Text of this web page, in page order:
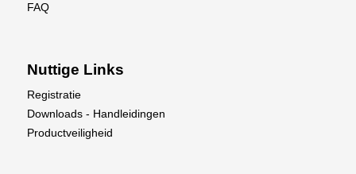
FAQ
Nuttige Links
Registratie
Downloads - Handleidingen
Productveiligheid